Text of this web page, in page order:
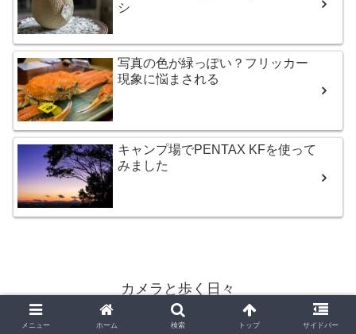
シ
写真の色が緑っぽい？フリッカー
現象に悩まされる
キャンプ場でPENTAX KFを使って
みました
カメラと歩く日々
© 2017-2026 カメラと歩く日々.
メニュー ホーム 検索 トップ サイドバー